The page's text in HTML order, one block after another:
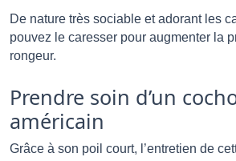
De nature très sociable et adorant les
pouvez le caresser pour augmenter la
rongeur.
Prendre soin d’un
américain
Grâce à son poil court, l’entretien de